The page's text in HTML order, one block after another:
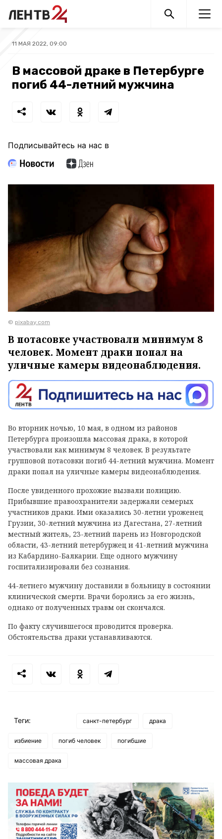
11 МАЯ 2022, 09:00
В массовой драке в Петербурге
погиб 44-летний мужчина
Подписывайтесь на нас в
© pixabay.com
В потасовке участвовали минимум 8
человек. Момент драки попал на
уличные камеры видеонаблюдения.
Во вторник ночью, 10 мая, в одном из районов
Петербурга произошла массовая драка, в которой
участвовали как минимум 8 человек. В результате
групповой потасовки погиб 44-летний мужчина. Момент
драки попал на уличные камеры видеонаблюдения.
После увиденного прохожие вызвали полицию.
Прибывшие правоохранители задержали семерых
участников драки. Ими оказались 30-летни уроженец
Грузии, 30-летний мужчина из Дагестана, 27-летний
местный житель, 23-летний парень из Новгородской
области, 43-летний петербуржец и 41-летний мужчина
из Кабардино-Балкарии. Еще одного мужчину
госпитализировали без сознания.
44-летнего мужчину доставили в больницу в состоянии
клинической смерти. Врачи боролись за его жизнь,
однако от полученных травм он скончался.
По факту случившегося проводится проверка.
Обстоятельства драки устанавливаются.
Теги: санкт-петербург драка
избиение погиб человек погибшие
массовая драка